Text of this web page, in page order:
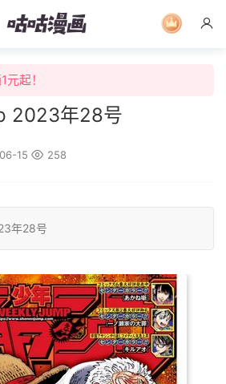
元起！
起！
会员享受全站免费体验！
2023年28号
15 258
年28号